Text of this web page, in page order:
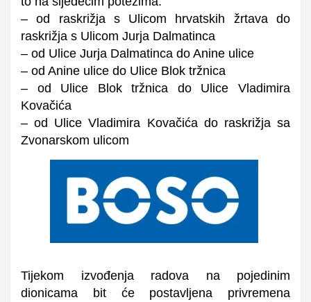
– od raskrižja s Ulicom hrvatskih žrtava do
raskrižja s Ulicom Jurja Dalmatinca
– od Ulice Jurja Dalmatinca do Anine ulice
– od Anine ulice do Ulice Blok tržnica
– od Ulice Blok tržnica do Ulice Vladimira
Kovačića
– od Ulice Vladimira Kovačića do raskrižja sa
Zvonarskom ulicom
Tijekom izvođenja radova na pojedinim
dionicama bit će postavljena privremena